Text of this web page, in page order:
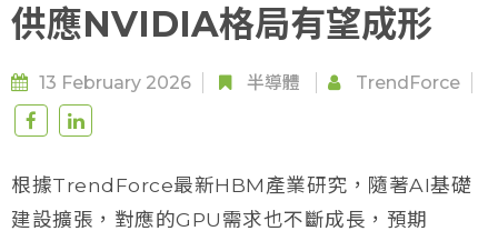
供應NVIDIA格局有望成形
13 February 2026 半導體 TrendForce
根據TrendForce最新HBM產業研究，隨著AI基礎
建設擴張，對應的GPU需求也不斷成長，預期